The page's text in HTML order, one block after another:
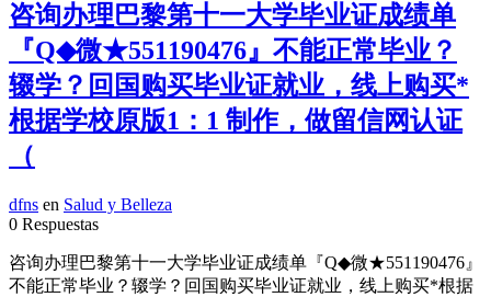
咨询办理巴黎第十一大学毕业证成绩单
『Q◆微★551190476』不能正常毕业？
辍学？回国购买毕业证就业，线上购买*
根据学校原版1：1 制作，做留信网认证
（
dfns en Salud y Belleza
0 Respuestas
咨询办理巴黎第十一大学毕业证成绩单『Q◆微★551190476』
不能正常毕业？辍学？回国购买毕业证就业，线上购买*根据